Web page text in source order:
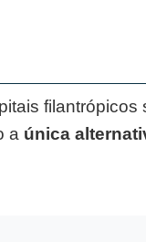
a única